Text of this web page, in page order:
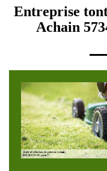
Entreprise
Achain